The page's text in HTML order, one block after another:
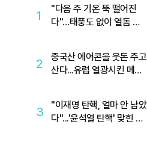
1
"다음 주 기온 뚝 떨어진
다"…태풍도 없이 열돔 박
2
중국산 에어콘을 웃돈 주고
산다...유럽 열광시킨 메이
3
"이재명 탄핵, 얼마 안 남았
다"...'윤석열 탄핵' 맞힌 무